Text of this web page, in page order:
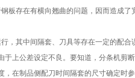
板存在有横向翘曲的问题，因而造成
，其中间隔套、刀具等存在一定的配
上公差设定不良。要知道，分条机剪
，在制品侧配刀时间隔套的尺寸确定时